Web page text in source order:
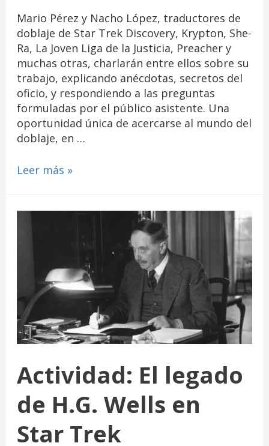
Mario Pérez y Nacho López, traductores de
doblaje de Star Trek Discovery, Krypton, She-
Ra, La Joven Liga de la Justicia, Preacher y
muchas otras, charlarán entre ellos sobre su
trabajo, explicando anécdotas, secretos del
oficio, y respondiendo a las preguntas
formuladas por el público asistente. Una
oportunidad única de acercarse al mundo del
doblaje, en …
Leer más »
Actividad: El legado
de H.G. Wells en
Star Trek